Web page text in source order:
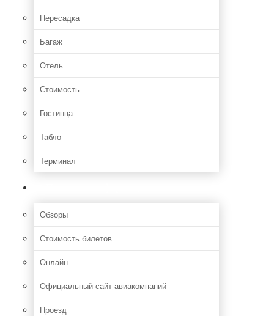
Пересадка
Багаж
Отель
Стоимость
Гостинца
Табло
Терминал
Обзоры
Стоимость билетов
Онлайн
Официальный сайт авиакомпаний
Проезд